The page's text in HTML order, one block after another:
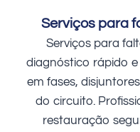
Serviços para
Serviços para
diagnóstico rápido e
em fases,
do circuito.
restauração